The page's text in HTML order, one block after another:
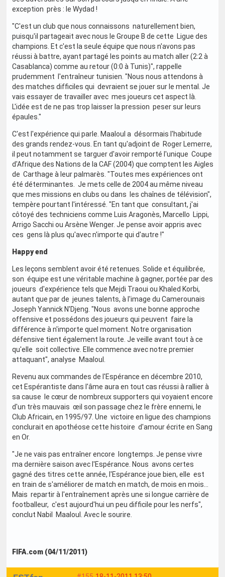
exception près : le Wydad !
"C'est un club que nous connaissons naturellement bien,
puisqu'il partageait avec nous le Groupe B de cette Ligue des
champions. Et c'est la seule équipe que nous n'avons pas
réussi à battre, ayant partagé les points au match aller (2:2 à
Casablanca) comme au retour (0:0 à Tunis)", rappelle
prudemment l'entraîneur tunisien. "Nous nous attendons à
des matches difficiles qui devraient se jouer sur le mental. Je
vais essayer de travailler avec mes joueurs cet aspect là.
L'idée est de ne pas trop laisser la pression peser sur leurs
épaules."
C'est l'expérience qui parle. Maaloul a désormais l'habitude
des grands rendez-vous. En tant qu'adjoint de Roger Lemerre,
il peut notamment se targuer d'avoir remporté l'unique Coupe
d'Afrique des Nations de la CAF (2004) que comptent les Aigles
de Carthage à leur palmarès. "Toutes mes expériences ont
été déterminantes. Je mets celle de 2004 au même niveau
que mes missions en clubs ou dans les chaînes de télévision",
tempère pourtant l'intéressé. "En tant que consultant, j'ai
côtoyé des techniciens comme Luis Aragonès, Marcello Lippi,
Arrigo Sacchi ou Arsène Wenger. Je pense avoir appris avec
ces gens là plus qu'avec n'importe qui d'autre !"
Happy end
Les leçons semblent avoir été retenues. Solide et équilibrée,
son équipe est une véritable machine à gagner, portée par des
joueurs d'expérience tels que Mejdi Traoui ou Khaled Korbi,
autant que par de jeunes talents, à l'image du Camerounais
Joseph Yannick N'Djeng. "Nous avons une bonne approche
offensive et possédons des joueurs qui peuvent faire la
différence à n'importe quel moment. Notre organisation
défensive tient également la route. Je veille avant tout à ce
qu'elle soit collective. Elle commence avec notre premier
attaquant", analyse Maaloul.
Revenu aux commandes de l'Espérance en décembre 2010,
cet Espérantiste dans l'âme aura en tout cas réussi à rallier à
sa cause le cœur de nombreux supporters qui voyaient encore
d'un très mauvais œil son passage chez le frère ennemi, le
Club Africain, en 1995/97. Une victoire en ligue des champions
conclurait en apothéose cette histoire d'amour écrite en Sang
en Or.
"Je ne vais pas entraîner encore longtemps. Je pense vivre
ma dernière saison avec l'Espérance. Nous avons certes
gagné des titres cette année, l'Espérance joue bien, elle est
en train de s'améliorer de match en match, de mois en mois…
Mais repartir à l'entraînement après une si longue carrière de
footballeur, c'est aujourd'hui un peu difficile pour les nerfs",
conclut Nabil Maaloul. Avec le sourire.
FIFA.com (04/11/2011)